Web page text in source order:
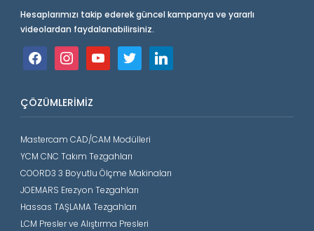
Hesaplarımızı takip ederek güncel kampanya ve yararlı
videolardan faydalanabilirsiniz.
facebookinstagramyoutube twitter linkedin
ÇÖZÜMLERIMIZ
Mastercam CAD/CAM Modülleri
YCM CNC Takım Tezgahları
COORD3 3 Boyutlu Ölçme Makinaları
JOEMARS Erezyon Tezgahları
Hassas TAŞLAMA Tezgahları
LCM Presler ve Alıştırma Presleri